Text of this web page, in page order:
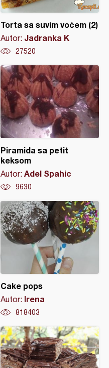
Torta sa suvim voćem (2)
Autor: Jadranka K
27520
Piramida sa petit
keksom
Autor: Adel Spahic
9630
Cake pops
Autor: Irena
818403